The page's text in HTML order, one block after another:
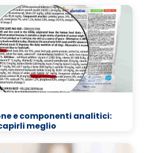
e componenti analitici:
meglio